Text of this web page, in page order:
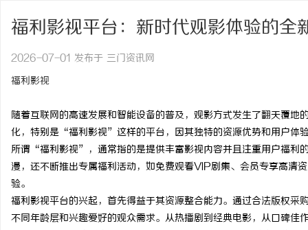
福利影视平台：新时代观影体验的全
2026-07-01 发布于 三门资讯网
福利影视
随着互联网的高速发展和智能设备的普及，观影方式发生了翻天覆
化，特别是“福利影视”这样的平台，因其独特的资源优势和用户体
所谓“福利影视”，通常指的是提供丰富影视内容并且注重用户福利
漫，还不断推出专属福利活动，如免费观看VIP剧集、会员专享高清
验。
福利影视平台的兴起，首先得益于其资源整合能力。通过合法版权
不同年龄层和兴趣爱好的观众需求。从热播剧到经典电影，从口碑佳